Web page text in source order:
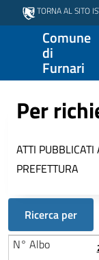
TORNA AL SITO
Comune
di
Furnari
Per
ATTI
PREFETTURA
Ricerca per